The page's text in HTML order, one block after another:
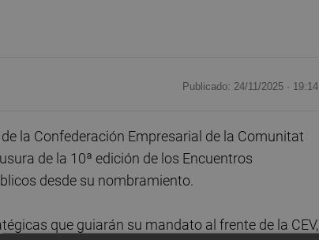
Publicado: 24/11/2025 · 19:14
la Confederación Empresarial de la Comunitat
de la 10ª edición de los Encuentros
desde su nombramiento.
que guiarán su mandato al frente de la CEV,